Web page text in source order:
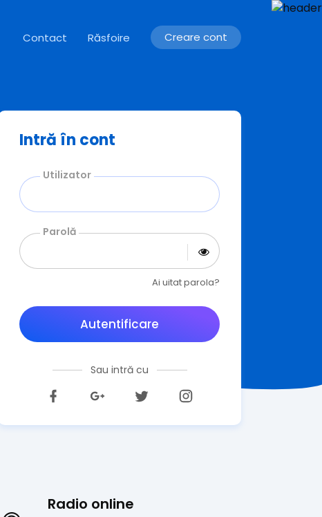
Contact Răsfoire Creare cont
Intră în cont
Utilizator
Parolă
Ai uitat parola?
Autentificare
Sau intră cu
Radio online